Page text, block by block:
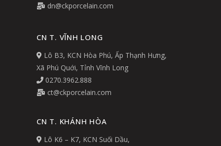
dn@ckporcelain.com
CN T. VĨNH LONG
Lô B3, KCN Hòa Phú, Ấp Thạnh Hưng,
Xã Phú Quới, Tỉnh Vĩnh Long
0270.3962.888
ct@ckporcelain.com
CN T. KHÁNH HÒA
Lô K6 – K7, KCN Suối Dầu,